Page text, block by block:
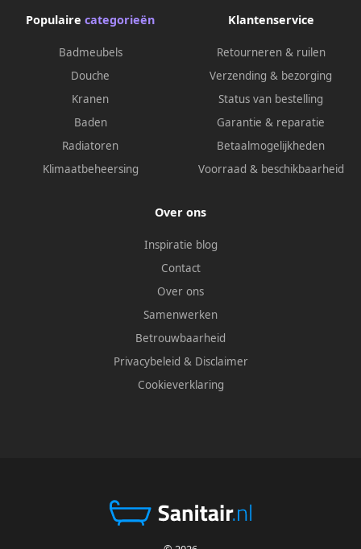
Populaire categorieën
Badmeubels
Douche
Kranen
Baden
Radiatoren
Klimaatbeheersing
Klantenservice
Retourneren & ruilen
Verzending & bezorging
Status van bestelling
Garantie & reparatie
Betaalmogelijkheden
Voorraad & beschikbaarheid
Over ons
Inspiratie blog
Contact
Over ons
Samenwerken
Betrouwbaarheid
Privacybeleid & Disclaimer
Cookieverklaring